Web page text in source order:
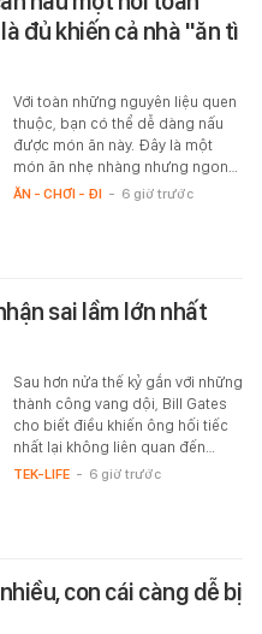
đủ khiến cả nhà "ăn tì
Với toàn những nguyên liệu quen
thuộc, bạn có thể dễ dàng nấu
được món ăn này. Đây là một
món ăn nhẹ nhàng nhưng ngon…
ĂN - CHƠI - ĐI - 6 giờ trước
sai lầm lớn nhất
Sau hơn nửa thế kỷ gắn với những
thành công vang dội, Bill Gates
cho biết điều khiến ông hối tiếc
nhất lại không liên quan đến…
TEK-LIFE - 6 giờ trước
con cái càng dễ bị